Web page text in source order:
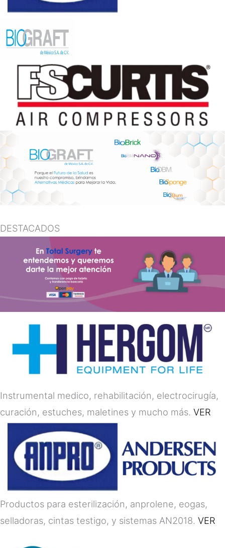
DESTACADOS
Instrumental medico, rehabilitación, electrocirugía,
curación, estuches, maletines y mucho más. VER
Productos para esterilización, anprolene, eogas,
selladoras, cintas testigo, y sistemas AN2018. VER